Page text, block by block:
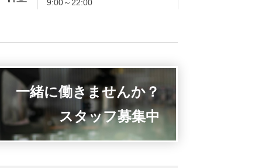
9:00～22:00
一緒に働きませんか？
スタッフ募集中